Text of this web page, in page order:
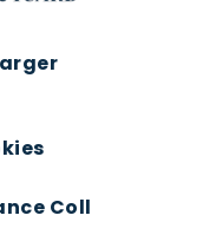
Coll